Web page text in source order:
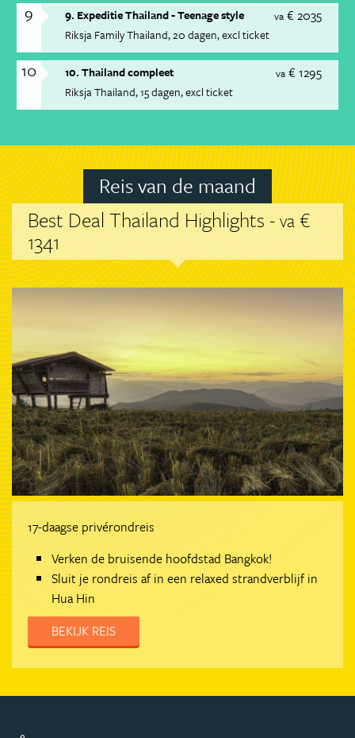
9 va € 2035
9. Expeditie Thailand - Teenage style
Riksja Family Thailand 20 dagen excl ticket
10 va € 1295
10. Thailand compleet
Riksja Thailand 15 dagen excl ticket
Reis van de maand
Best Deal Thailand Highlights -va €
1341
17-daagse privérondreis
Verken de bruisende hoofdstad Bangkok!
Sluit je rondreis af in een relaxed strandverblijf in
Hua Hin
BEKIJK REIS